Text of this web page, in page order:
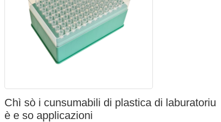
Chì sò i cunsumabili di plastica di laburatoriu
è e so applicazioni